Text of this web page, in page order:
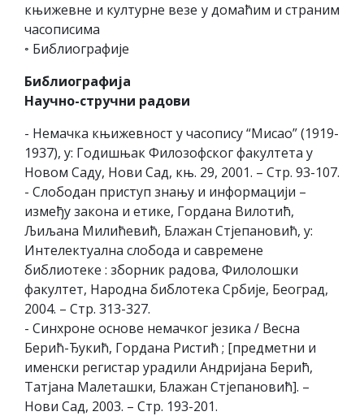
књижевне и културне везе у домаћим и страним
часописима
◦ Библиографије
Библиографија
Научно-стручни радови
- Немачка књижевност у часопису “Мисао” (1919-
1937), у: Годишњак Филозофског факултета у
Новом Саду, Нови Сад, књ. 29, 2001. – Стр. 93-107.
- Слободан приступ знању и информацији –
између закона и етике, Гордана Вилотић,
Љиљана Милићевић, Блажан Стјепановић, у:
Интелектуална слобода и савремене
библиотеке : зборник радова, Филолошки
факултет, Народна библотека Србије, Београд,
2004. – Стр. 313-327.
- Синхроне основе немачког језика / Весна
Берић-Ђукић, Гордана Ристић ; [предметни и
именски регистар урадили Андријана Берић,
Татјана Малеташки, Блажан Стјепановић]. –
Нови Сад, 2003. – Стр. 193-201.